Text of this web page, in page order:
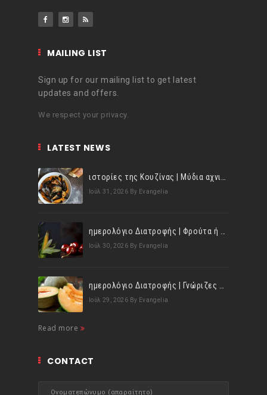
MAILING LIST
Sign up for our mailing list to get latest
updates and offers.
We respect your privacy.
LATEST NEWS
Ιούλ 31, 2026 By Evangelia
Ιούλ 30, 2026 By Evangelia
Ιούλ 29, 2026 By Evangelia
Read more
CONTACT